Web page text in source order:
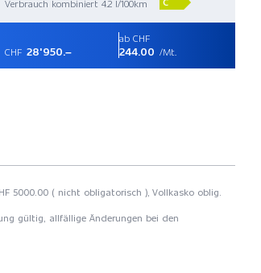
Verbrauch kombiniert 4.2 l/100km
CHF 28'950.–
ab CHF
244.00 /Mt.
5000.00 ( nicht obligatorisch ), Vollkasko oblig.
gültig, allfällige Änderungen bei den